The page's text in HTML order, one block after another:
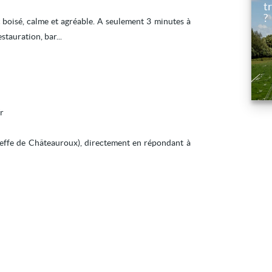
?
calme et agréable. A seulement 3 minutes à
bar...
de Châteauroux), directement en répondant à